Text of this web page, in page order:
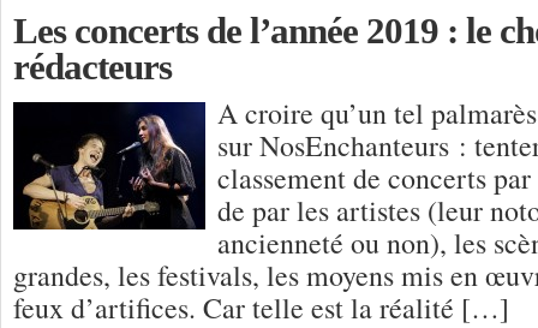
Les concerts de l’année 2019 : le
rédacteurs
A croire qu’un tel
sur NosEnchanteurs :
classement de concerts
de par les artistes (leur
ancienneté ou non), les
grandes, les festivals, les moyens mis en
feux d’artifices. Car telle est la réalité […]